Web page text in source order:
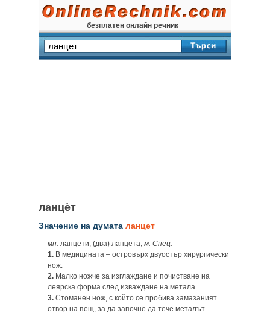
безплатен онлайн речник
ланцѐт
Значение на думата ланцет
мн. ланцети, (два) ланцета, м. Спец.
1. В медицината – островърх двуостър хирургически
нож.
2. Малко ножче за изглаждане и почистване на
леярска форма след изваждане на метала.
3. Стоманен нож, с който се пробива замазаният
отвор на пещ, за да започне да тече металът.